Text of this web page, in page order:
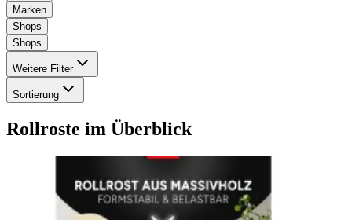
Marken
Shops
Shops
Weitere Filter
Sortierung
Rollroste im Überblick